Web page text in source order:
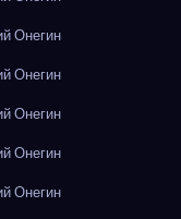
Онегин
Онегин
Онегин
Онегин
Онегин